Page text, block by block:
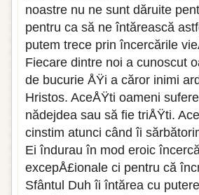
noastre nu ne sunt dăruite
pentru ca să ne întărească
putem trece prin încercările
Fiecare dintre noi a cunoscut
de bucurie ÅŸi a căror inimi
Hristos. AceÅŸti oameni
nădejdea sau să fie triÅŸti.
cinstim atunci când îi
Ei îndurau în mod eroic
excepÅ£ionale ci pentru că
Sfântul Duh îi întărea cu